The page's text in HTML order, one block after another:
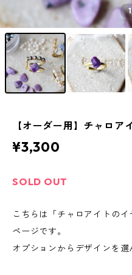
1
【オーダー用】チャロア
¥3,300
SOLD OUT
こちらは「チャロアイトの
ページです。
オプションからデザインを選